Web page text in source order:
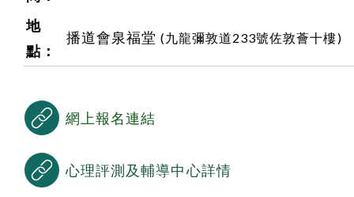
地
點：
播道會泉福堂 (九龍彌敦道233號佐敦薈十樓)
網上報名連結
心理評測及輔導中心詳情